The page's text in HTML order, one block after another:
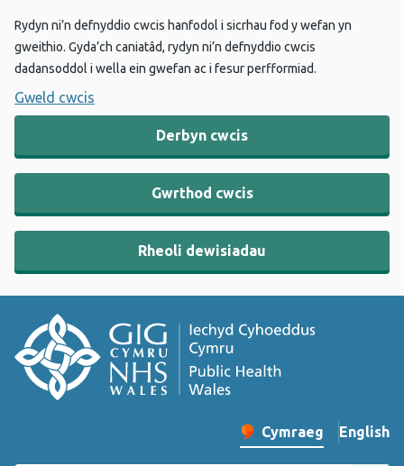
Rydyn ni’n defnyddio cwcis hanfodol i sicrhau fod y wefan yn
gweithio. Gyda’ch caniatâd, rydyn ni’n defnyddio cwcis
dadansoddol i wella ein gwefan ac i fesur perfformiad.
Gweld cwcis
Derbyn cwcis
Gwrthod cwcis
Rheoli dewisiadau
Newid iaith y wefan
Cymraeg English
–